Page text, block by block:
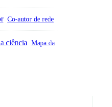
Co-autor de rede
Mapa da